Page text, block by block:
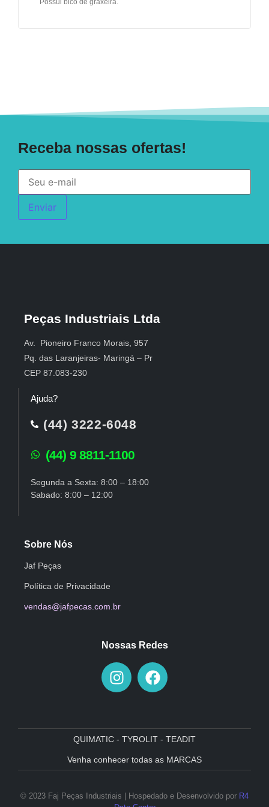
Possui bico de graxeira.
Receba nossas ofertas!
Enviar
Peças Industriais Ltda
Av. Pioneiro Franco Morais, 957
Pq. das Laranjeiras- Maringá – Pr
CEP 87.083-230
Ajuda?
(44) 3222-6048
(44) 9 8811-1100
Segunda a Sexta: 8:00 – 18:00
Sabado: 8:00 – 12:00
Sobre Nós
Jaf Peças
Política de Privacidade
vendas@jafpecas.com.br
Nossas Redes
QUIMATIC - TYROLIT - TEADIT
Venha conhecer todas as MARCAS
© 2023 Faj Peças Industriais | Hospedado e Desenvolvido por R4